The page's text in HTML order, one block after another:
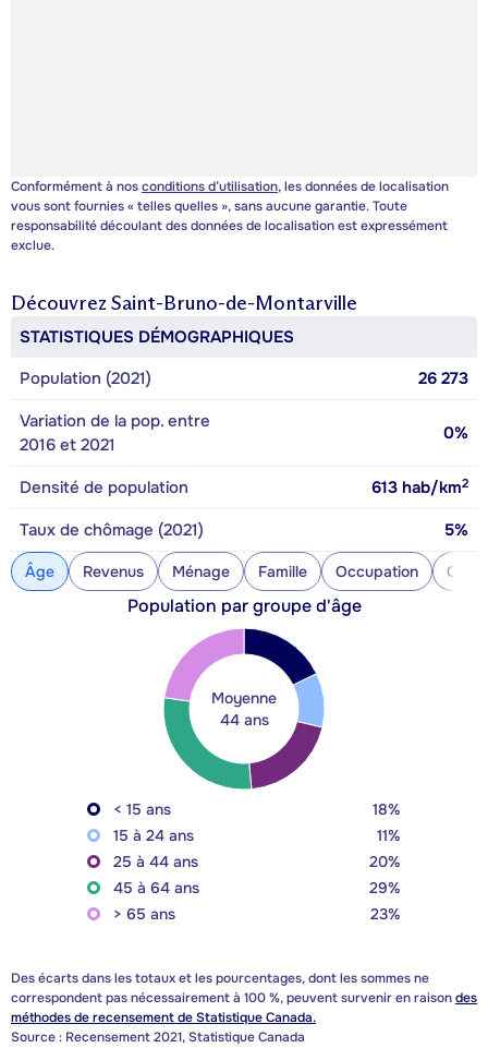
Conformément à nosconditions d’utilisation, les données de localisation
vous sont fournies « telles quelles », sans aucune garantie. Toute
responsabilité découlant des données de localisation est expressément
exclue.
Découvrez Saint-Bruno-de-Montarville
STATISTIQUES DÉMOGRAPHIQUES
Population (2021)
26 273
Variation de la pop. entre
2016 et 2021
0%
Densité de population 613 hab/km2
Taux de chômage (2021) 5%
Âge Revenus Ménage Famille Occupation
Population par groupe d'âge
Moyenne
44 ans
< 15 ans
18%
15 à 24 ans
11%
25 à 44 ans
20%
45 à 64 ans
29%
> 65 ans
23%
Des écarts dans les totaux et les pourcentages, dont les sommes ne
correspondent pas nécessairement à 100 %, peuvent survenir en raisondes
méthodes de recensement de Statistique Canada.
Source : Recensement 2021, Statistique Canada